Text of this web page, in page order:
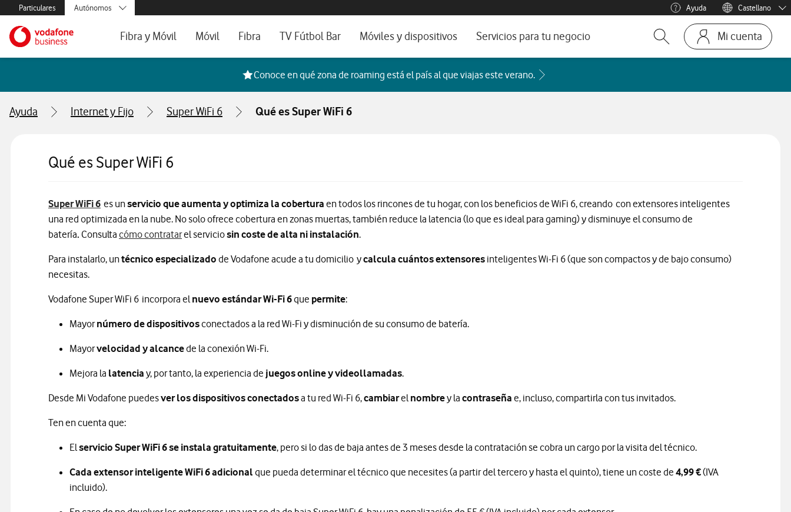
Menús secundarios. Enlace a particulares, empresas y autónomos, ayuda e idioma
Particulares
Menus de segmentación para empresas y autónomos
Autónomos
y AA.PP.
Ayuda
Menu idioma
Castellano
Català
Ir a la pagina principal de vodafone.esFibra y Móvil
Configura tu tarifa
Mi Negocio Pro
Móvil
Tarifas de Móvil
Líneas adicionales
Fibra
Tarifas de Fibra óptica
Cobertura de Fibra
Teléfono fijo
TV Fútbol Bar Móviles y dispositivos
Catálogo de móviles
Ordenadores
Servicios para tu negocio
Servicios profesionales
Por ser cliente
Abrir buscador. Abre en
Mi cuenta
Ir a la pagina
Conoce en qué zona de roaming está el país al que viajas este verano.Acceder a la FAQ Qué países incluye cada zona de roaming
Ayuda Internet y Fijo Super WiFi 6 Qué es Super WiFi 6
Qué es Super WiFi 6
Super WiFi 6Información sobre router Super WiFi 6
es unservicio que aumenta y optimiza la cobertura en todos los rincones de tu hogar, con los beneficios de WiFi 6, creando con extensores inteligentes
una red optimizada en la nube. No solo ofrece cobertura en zonas muertas, también reduce la latencia (lo que es ideal para gaming) y disminuye el consumo de
batería. Consulta cómo contratarel serviciosin coste de alta ni instalación.
Para instalarlo, untécnico especializado de Vodafone acude a tu domicilio ycalcula cuántos extensores inteligentes Wi-Fi 6 (que son compactos y de bajo consumo)
necesitas.
Vodafone Super WiFi 6 incorpora elnuevo estándar Wi-Fi 6que permite:
Mayornúmero de dispositivosconectados a la red Wi-Fi y disminución de su consumo de batería.
Mayorvelocidad y alcancede la conexión Wi-Fi.
Mejora la latencia y, por tanto, la experiencia de juegos online y videollamadas.
Desde Mi Vodafone puedesver los dispositivos conectadosa tu red Wi-Fi 6,cambiarelnombrey la contraseña e, incluso, compartirla con tus invitados.
Ten en cuenta que:
Elservicio Super WiFi 6se instala gratuitamente, pero si lo das de baja antes de 3 meses desde la contratación se cobra un cargo por la visita del técnico.
Cada extensorinteligente WiFi 6adicional que pueda determinar el técnico que necesites (a partir del tercero y hasta el quinto), tiene un coste de 4,99 €(IVA
incluido).